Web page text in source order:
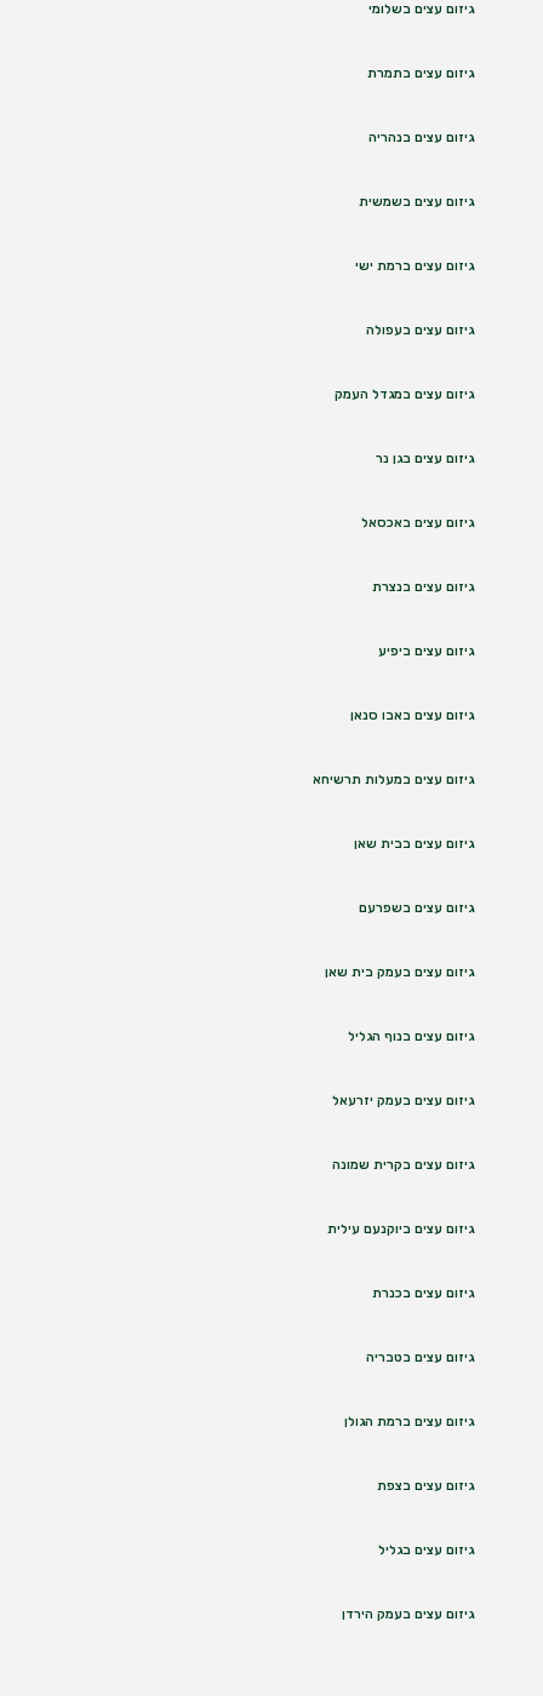
גיזום עצים בשלומי
גיזום עצים בתמרת
גיזום עצים בנהריה
גיזום עצים בשמשית
גיזום עצים ברמת ישי
גיזום עצים בעפולה
גיזום עצים במגדל העמק
גיזום עצים בגן נר
גיזום עצים באכסאל
גיזום עצים בנצרת
גיזום עצים ביפיע
גיזום עצים באבו סנאן
גיזום עצים במעלות תרשיחא
גיזום עצים בבית שאן
גיזום עצים בשפרעם
גיזום עצים בעמק בית שאן
גיזום עצים בנוף הגליל
גיזום עצים בעמק יזרעאל
גיזום עצים בקרית שמונה
גיזום עצים ביוקנעם עילית
גיזום עצים בכנרת
גיזום עצים בטבריה
גיזום עצים ברמת הגולן
גיזום עצים בצפת
גיזום עצים בגליל
גיזום עצים בעמק הירדן